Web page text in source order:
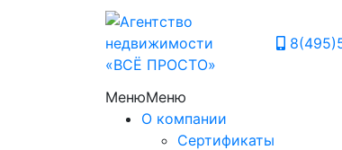
МенюМеню
О компании
Сертификаты